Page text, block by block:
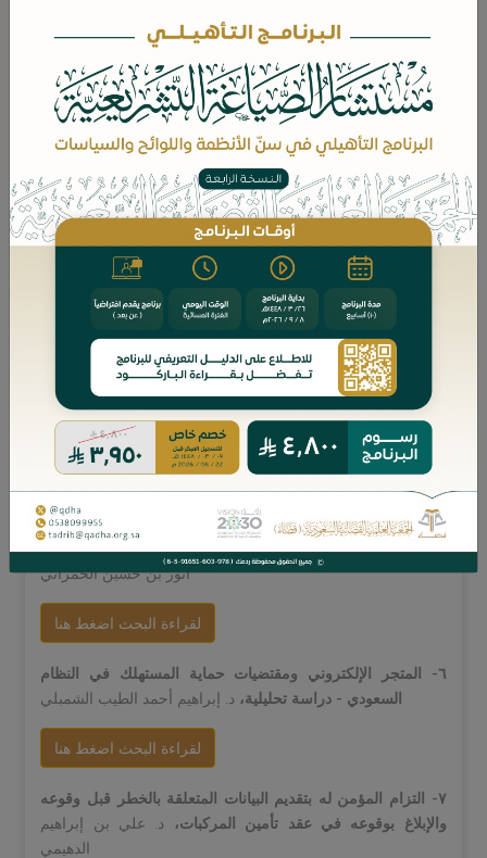
والشقيقة، د. ناصر بن عبدالله الشلالي
لقراءة البحث اضغط هنا
٢- بدائل تضمين المستأجر في عقد الإيجار التمويلي في
المؤسسات المالية الإسلامية،د. عبدالله بن عيسى العايضي
لقراءة البحث اضغط هنا
٣- التقادم في دعاوى الأحوال الشخصية - دراسة فقهية تطبيقية
على نظام الأحوال الشخصية،
لقراءة البحث اضغط هنا
٤- المسؤولية المدنية لقاضي التنفيذ في النظامين المصري
والسعودي، د. رضا محمد عيسى
لقراءة البحث اضغط هنا
٥- رد المحكَّم في الدعوى التحكيمية - دراسة تأصيلية تطبيقية،
د.
أنور بن حسين الحمراني
لقراءة البحث اضغط هنا
٦- المتجر الإلكتروني ومقتضيات حماية المستهلك في النظام
السعودي - دراسة تحليلية، د. إبراهيم أحمد الطيب الشمبلي
لقراءة البحث اضغط هنا
٧- التزام المؤمن له بتقديم البيانات المتعلقة بالخطر قبل وقوعه
والإبلاغ بوقوعه في عقد تأمين المركبات، د. علي بن إبراهيم
الدهيمي